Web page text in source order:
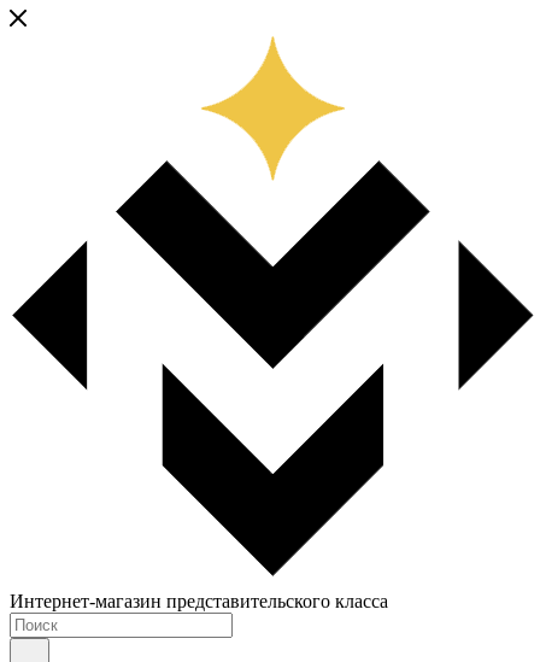
Интернет-магазин представительского класса